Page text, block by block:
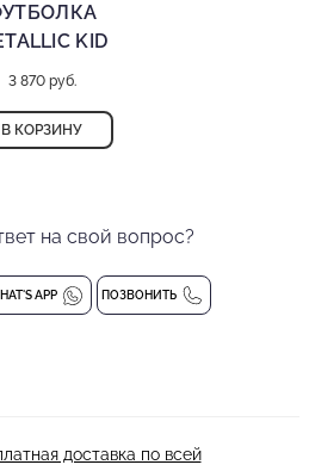
KID
3 870 руб.
В КОРЗИНУ
на свой вопрос?
APP ПОЗВОНИТЬ
доставка по всей